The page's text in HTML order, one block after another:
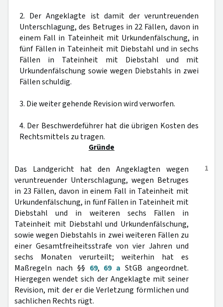
2. Der Angeklagte ist damit der veruntreuenden
Unterschlagung, des Betruges in 22 Fällen, davon in
einem Fall in Tateinheit mit Urkundenfälschung, in
fünf Fällen in Tateinheit mit Diebstahl und in sechs
Fällen in Tateinheit mit Diebstahl und mit
Urkundenfälschung sowie wegen Diebstahls in zwei
Fällen schuldig.
3. Die weiter gehende Revision wird verworfen.
4. Der Beschwerdeführer hat die übrigen Kosten des
Rechtsmittels zu tragen.
Gründe
1
Das Landgericht hat den Angeklagten wegen
veruntreuender Unterschlagung, wegen Betruges
in 23 Fällen, davon in einem Fall in Tateinheit mit
Urkundenfälschung, in fünf Fällen in Tateinheit mit
Diebstahl und in weiteren sechs Fällen in
Tateinheit mit Diebstahl und Urkundenfälschung,
sowie wegen Diebstahls in zwei weiteren Fällen zu
einer Gesamtfreiheitsstrafe von vier Jahren und
sechs Monaten verurteilt; weiterhin hat es
Maßregeln nach §§ 69, 69 a StGB angeordnet.
Hiergegen wendet sich der Angeklagte mit seiner
Revision, mit der er die Verletzung förmlichen und
sachlichen Rechts rügt.